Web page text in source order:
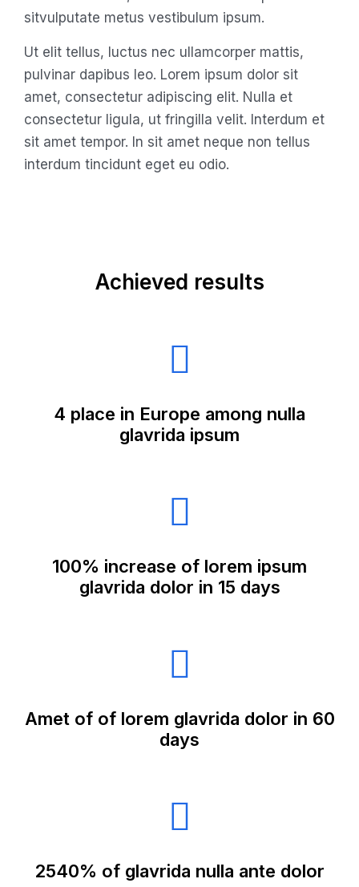
sitvulputate metus vestibulum ipsum.
Ut elit tellus, luctus nec ullamcorper mattis,
pulvinar dapibus leo. Lorem ipsum dolor sit
amet, consectetur adipiscing elit. Nulla et
consectetur ligula, ut fringilla velit. Interdum et
sit amet tempor. In sit amet neque non tellus
interdum tincidunt eget eu odio.
Achieved results
4 place in Europe among nulla
glavrida ipsum
100% increase of lorem ipsum
glavrida dolor in 15 days
Amet of of lorem glavrida dolor in 60
days
2540% of glavrida nulla ante dolor